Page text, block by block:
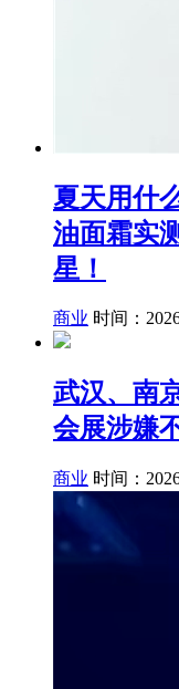
夏天用什
油面霜实
星！
商业 时间：
武汉、南
会展涉嫌
商业 时间：